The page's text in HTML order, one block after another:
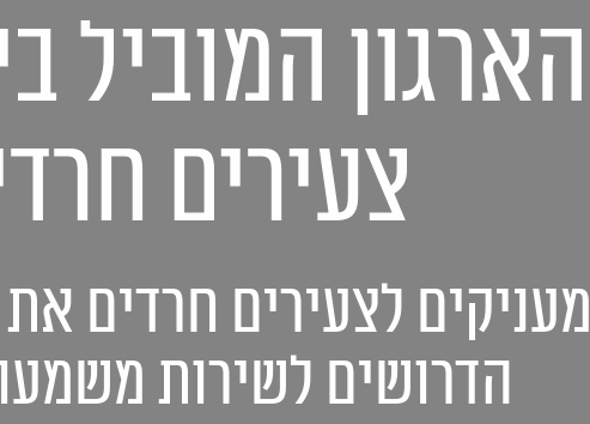
הארגון המוביל
צעירים
מעניקים לצעירים חרדים
הדרושים לשירות